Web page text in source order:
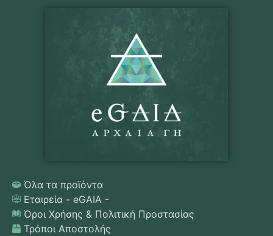
Όλα τα προϊόντα
Εταιρεία - eGAIA -
Όροι Χρήσης & Πολιτική Προστασίας
Τρόποι Αποστολής